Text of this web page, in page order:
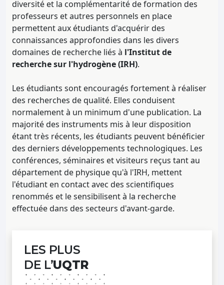
diversité et la complémentarité de formation des
professeurs et autres personnels en place
permettent aux étudiants d'acquérir des
connaissances approfondies dans les divers
domaines de recherche liés à l'Institut de
recherche sur l'hydrogène (IRH).
Les étudiants sont encouragés fortement à réaliser
des recherches de qualité. Elles conduisent
normalement à un minimum d'une publication. La
majorité des instruments mis à leur disposition
étant très récents, les étudiants peuvent bénéficier
des derniers développements technologiques. Les
conférences, séminaires et visiteurs reçus tant au
département de physique qu'à l'IRH, mettent
l'étudiant en contact avec des scientifiques
renommés et le sensibilisent à la recherche
effectuée dans des secteurs d'avant-garde.
LES PLUS
DE L’UQTR